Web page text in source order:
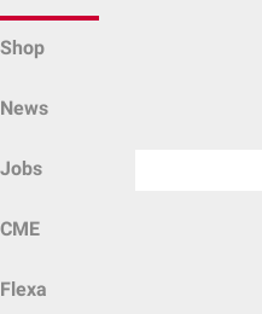
Shop
News
Jobs
CME
Flexa